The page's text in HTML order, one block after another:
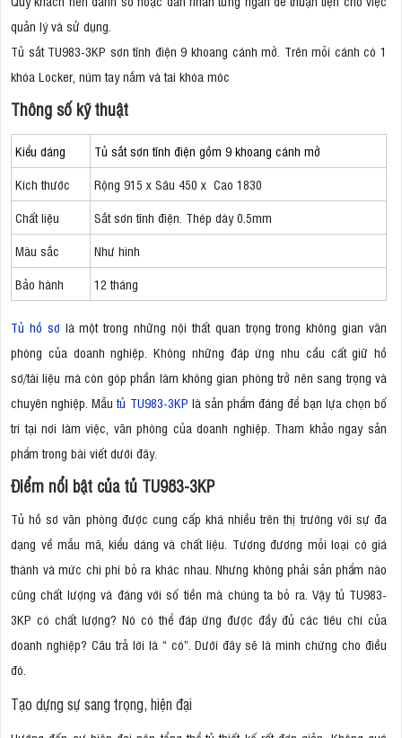
quản lý và sử dụng.
Tủ sắt TU983-3KP sơn tĩnh điện 9 khoang cánh mở. Trên mỗi cánh có 1
khóa Locker, núm tay nắm và tai khóa móc
Thông số kỹ thuật
Kiểu dáng
Tủ sắt sơn tĩnh điện gồm 9 khoang cánh mở
Kích thước
Rộng 915 x Sâu 450 x Cao 1830
Chất liệu
Sắt sơn tĩnh điện. Thép dày 0.5mm
Màu sắc
Như hình
Bảo hành
12 tháng
Tủ hồ sơ là một trong những nội thất quan trọng trong không gian văn
phòng của doanh nghiệp. Không những đáp ứng nhu cầu cất giữ hồ
sơ/tài liệu mà còn góp phần làm không gian phòng trở nên sang trọng và
chuyên nghiệp. Mẫutủ TU983-3KP là sản phẩm đáng để bạn lựa chọn bố
trí tại nơi làm việc, văn phòng của doanh nghiệp. Tham khảo ngay sản
phẩm trong bài viết dưới đây.
Điểm nổi bật của tủ TU983-3KP
Tủ hồ sơ văn phòng được cung cấp khá nhiều trên thị trường với sự đa
dạng về mẫu mã, kiểu dáng và chất liệu. Tương đương mỗi loại có giá
thành và mức chi phí bỏ ra khác nhau. Nhưng không phải sản phẩm nào
cũng chất lượng và đáng với số tiền mà chúng ta bỏ ra. Vậy tủ TU983-
3KP có chất lượng? Nó có thể đáp ứng được đầy đủ các tiêu chí của
doanh nghiệp? Câu trả lời là “ có”. Dưới đây sẽ là minh chứng cho điều
đó.
Tạo dựng sự sang trọng, hiện đại